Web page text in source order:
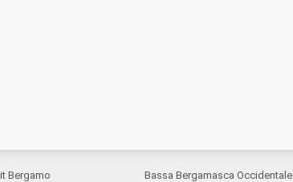
Bergamo Bassa Bergamasca Occidentale